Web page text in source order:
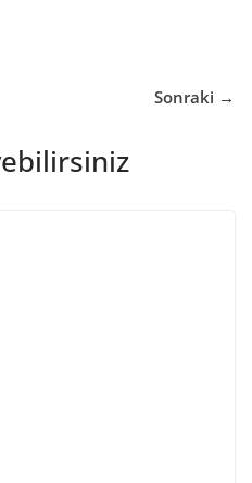
Sonraki →